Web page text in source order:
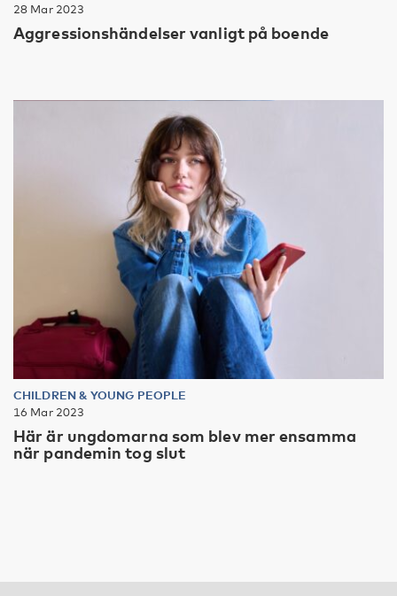
28 Mar 2023
Aggressionshändelser vanligt på boende
CHILDREN & YOUNG PEOPLE
16 Mar 2023
Här är ungdomarna som blev mer ensamma
när pandemin tog slut